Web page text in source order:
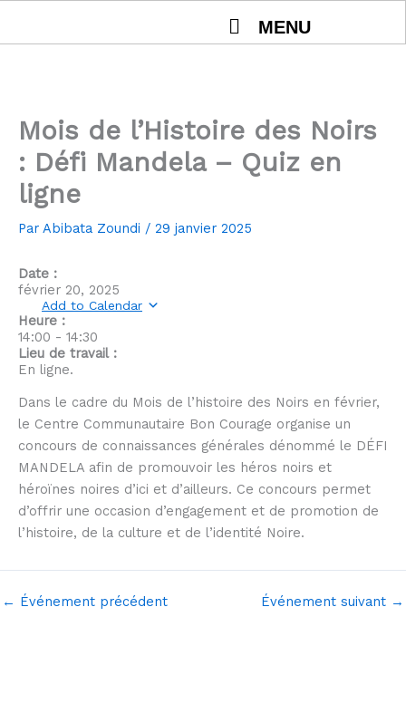
MENU
Mois de l’Histoire des Noirs
: Défi Mandela – Quiz en
ligne
Par Abibata Zoundi / 29 janvier 2025
Date :
février 20, 2025
Add to Calendar
Heure :
14:00 - 14:30
Lieu de travail :
En ligne.
Dans le cadre du Mois de l’histoire des Noirs en février,
le Centre Communautaire Bon Courage organise un
concours de connaissances générales dénommé le DÉFI
MANDELA afin de promouvoir les héros noirs et
héroïnes noires d’ici et d’ailleurs. Ce concours permet
d’offrir une occasion d’engagement et de promotion de
l’histoire, de la culture et de l’identité Noire.
← Événement précédent Événement suivant →